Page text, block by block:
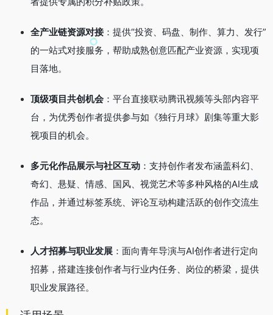
全产业链资源对接：提供“投资、码盘、制作、算力、发行”
的一站式对接服务，帮助成熟创意匹配产业资源，实现项
目落地。
顶级项目共创机会 ：平台直接联动腾讯视频等头部内容平
台，为优秀创作者提供参与如《独行月球》剧集等重大影
视项目的机会。
多元化作品展示与社区互动 ：支持创作者发布涵盖科幻、
奇幻、悬疑、情感、国风、视觉艺术等多种风格的AI生成
作品，并通过标签系统、评论互动构建活跃的创作交流生
态。
人才招募与职业发展 ：面向青年导演与AI创作者进行定向
招募，搭建连接创作者与行业内任务、岗位的桥梁，提供
职业发展路径。